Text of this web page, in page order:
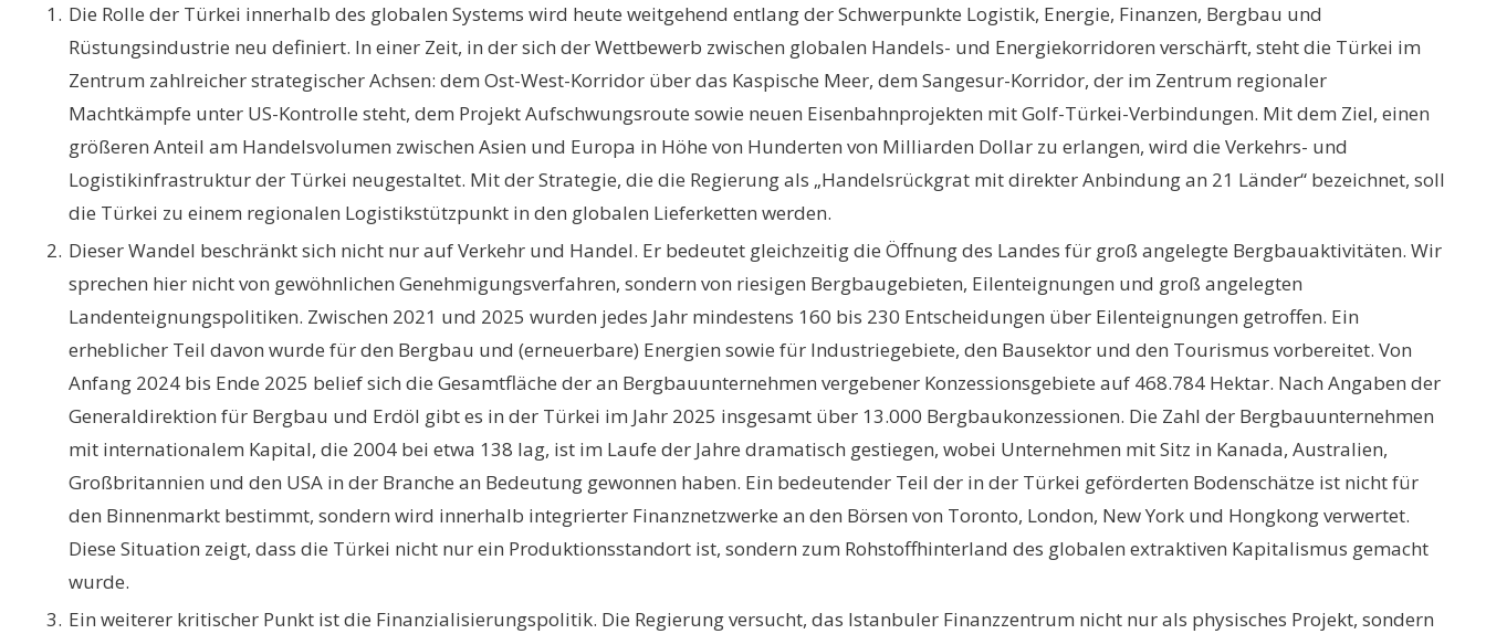
Die Rolle der Türkei innerhalb des globalen Systems wird heute weitgehend entlang der Schwerpunkte Logistik, Energie, Finanzen, Bergbau und
Rüstungsindustrie neu definiert. In einer Zeit, in der sich der Wettbewerb zwischen globalen Handels- und Energiekorridoren verschärft, steht die Türkei im
Zentrum zahlreicher strategischer Achsen: dem Ost-West-Korridor über das Kaspische Meer, dem Sangesur-Korridor, der im Zentrum regionaler
Machtkämpfe unter US-Kontrolle steht, dem Projekt Aufschwungsroute sowie neuen Eisenbahnprojekten mit Golf-Türkei-Verbindungen. Mit dem Ziel, einen
größeren Anteil am Handelsvolumen zwischen Asien und Europa in Höhe von Hunderten von Milliarden Dollar zu erlangen, wird die Verkehrs- und
Logistikinfrastruktur der Türkei neugestaltet. Mit der Strategie, die die Regierung als „Handelsrückgrat mit direkter Anbindung an 21 Länder“ bezeichnet, soll
die Türkei zu einem regionalen Logistikstützpunkt in den globalen Lieferketten werden.
Dieser Wandel beschränkt sich nicht nur auf Verkehr und Handel. Er bedeutet gleichzeitig die Öffnung des Landes für groß angelegte Bergbauaktivitäten. Wir
sprechen hier nicht von gewöhnlichen Genehmigungsverfahren, sondern von riesigen Bergbaugebieten, Eilenteignungen und groß angelegten
Landenteignungspolitiken. Zwischen 2021 und 2025 wurden jedes Jahr mindestens 160 bis 230 Entscheidungen über Eilenteignungen getroffen. Ein
erheblicher Teil davon wurde für den Bergbau und (erneuerbare) Energien sowie für Industriegebiete, den Bausektor und den Tourismus vorbereitet. Von
Anfang 2024 bis Ende 2025 belief sich die Gesamtfläche der an Bergbauunternehmen vergebener Konzessionsgebiete auf 468.784 Hektar. Nach Angaben der
Generaldirektion für Bergbau und Erdöl gibt es in der Türkei im Jahr 2025 insgesamt über 13.000 Bergbaukonzessionen. Die Zahl der Bergbauunternehmen
mit internationalem Kapital, die 2004 bei etwa 138 lag, ist im Laufe der Jahre dramatisch gestiegen, wobei Unternehmen mit Sitz in Kanada, Australien,
Großbritannien und den USA in der Branche an Bedeutung gewonnen haben. Ein bedeutender Teil der in der Türkei geförderten Bodenschätze ist nicht für
den Binnenmarkt bestimmt, sondern wird innerhalb integrierter Finanznetzwerke an den Börsen von Toronto, London, New York und Hongkong verwertet.
Diese Situation zeigt, dass die Türkei nicht nur ein Produktionsstandort ist, sondern zum Rohstoffhinterland des globalen extraktiven Kapitalismus gemacht
wurde.
Ein weiterer kritischer Punkt ist die Finanzialisierungspolitik. Die Regierung versucht, das Istanbuler Finanzzentrum nicht nur als physisches Projekt, sondern